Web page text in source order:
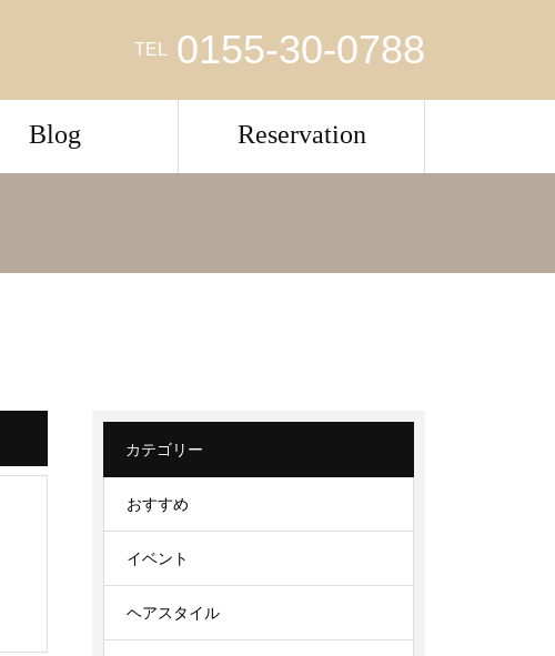
TEL 0155-30-0788
Blog Reservation
カテゴリー
おすすめ
イベント
ヘアスタイル